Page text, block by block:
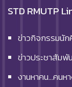
STD RMUTP
ข่าวกิจกรรมนั
ข่าวประชาสัมพั
งานหาคน…คนห